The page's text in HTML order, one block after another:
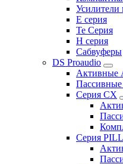
E серия
Te Серия
H серия
Сабвуферы
DS Proaudio
Активные
Серия CX
Серия